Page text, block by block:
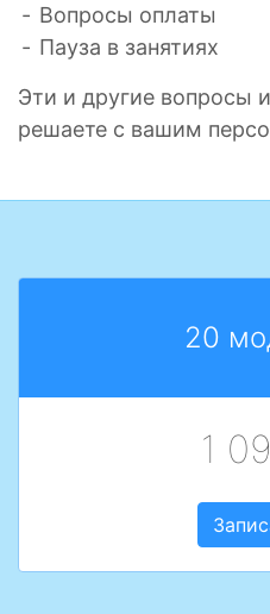
Вопросы оплаты
Пауза в занятиях
Эти и другие вопросы
решаете с вашим
20
1